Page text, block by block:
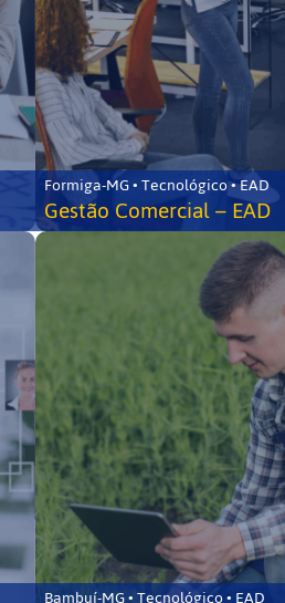
Formiga-MG • Tecnológico • EAD
Gestão Comercial – EAD